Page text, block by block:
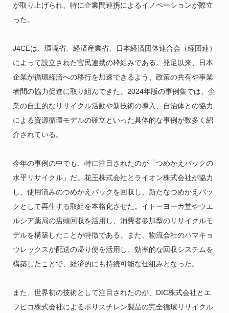
が取り上げられ、特に企業間連携によるイノベーションが際立
った。
J4CEは、環境省、経済産業省、日本経済団体連合会（経団連）
によって設立された官民連携の枠組みである。発足以来、日本
企業が循環経済への移行を加速できるよう、政策の共有や事業
者間の協力促進に取り組んできた。2024年版の事例集では、企
業の自主的なリサイクル活動や新技術の導入、自治体との協力
による資源循環モデルの確立といった具体的な事例が数多く紹
介されている。
今年の事例の中でも、特に注目されたのが「つめかえパックの
水平リサイクル」だ。花王株式会社とライオン株式会社が協力
し、使用済みのつめかえパックを回収し、新たなつめかえパッ
クとして再生する取組を本格化させた。イトーヨーカ堂やウエ
ルシア薬局の店頭回収を活用し、消費者参加型のリサイクルモ
デルを構築したことが特徴である。また、物流会社のハマキョ
ウレックスが配送の帰り便を活用し、効率的な回収システムを
構築したことで、経済的にも持続可能な仕組みとなった。
また、世界初の技術として注目されたのが、DIC株式会社とエ
フピコ株式会社によるポリスチレン製品の完全循環リサイクル